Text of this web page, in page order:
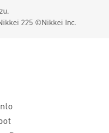
225 ©Nikkei Inc.